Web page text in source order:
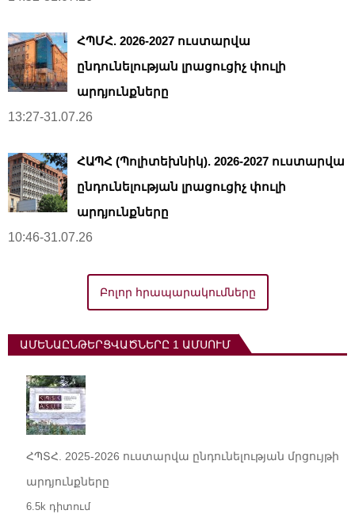
ՀՊՄՀ. 2026-2027 ուստարվա
ընդունելության լրացուցիչ փուլի
արդյունքները
13:27-31.07.26
ՀԱՊՀ (Պոլիտեխնիկ). 2026-2027 ուստարվա
ընդունելության լրացուցիչ փուլի
արդյունքները
10:46-31.07.26
Բոլոր հրապարակումները
ԱՄԵՆԱԸՆԹԵՐՑՎԱԾՆԵՐԸ 1 ԱՄՍՈՒՄ
ՀՊՏՀ. 2025-2026 ուստարվա ընդունելության մրցույթի
արդյունքները
6.5k դիտում